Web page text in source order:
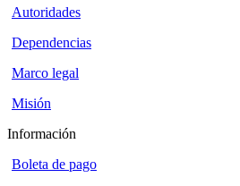
Autoridades
Dependencias
Marco legal
Misión
Información
Boleta de pago